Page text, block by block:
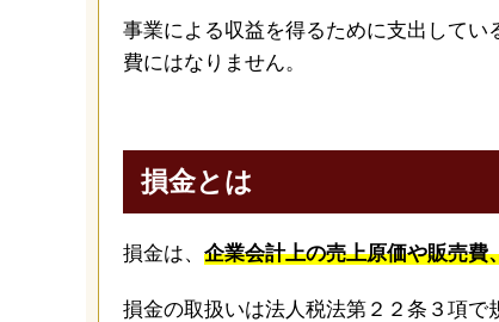
事業による収益を得るために支出して
費にはなりません。
損金とは
損金は、 企業会計上の売上原価や販売費
損金の取扱いは法人税法第２２条３項